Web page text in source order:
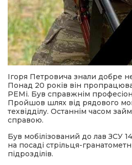
Ігоря Петровича знали добре
Понад 20 років він
РЕМі. Був справжнім
Пройшов шлях від рядового
техвідділу. Останнім часом
справою.
Був мобілізований до лав ЗСУ
на посаді стрільця-
підрозділів.